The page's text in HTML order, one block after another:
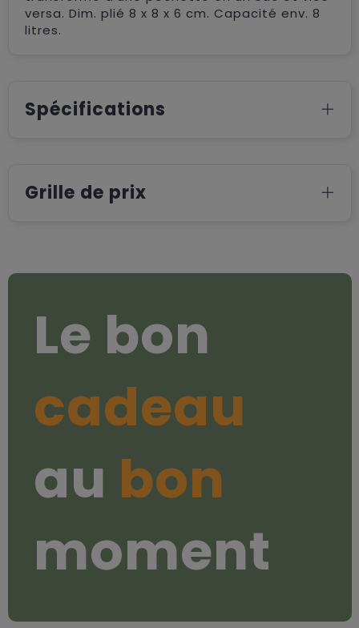
versa. Dim. plié 8 x 8 x 6 cm. Capacité env. 8
litres.
Spécifications
Grille de prix
Le bon
cadeau
au bon
moment